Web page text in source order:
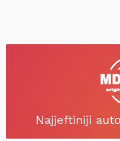
Najjeftiniji